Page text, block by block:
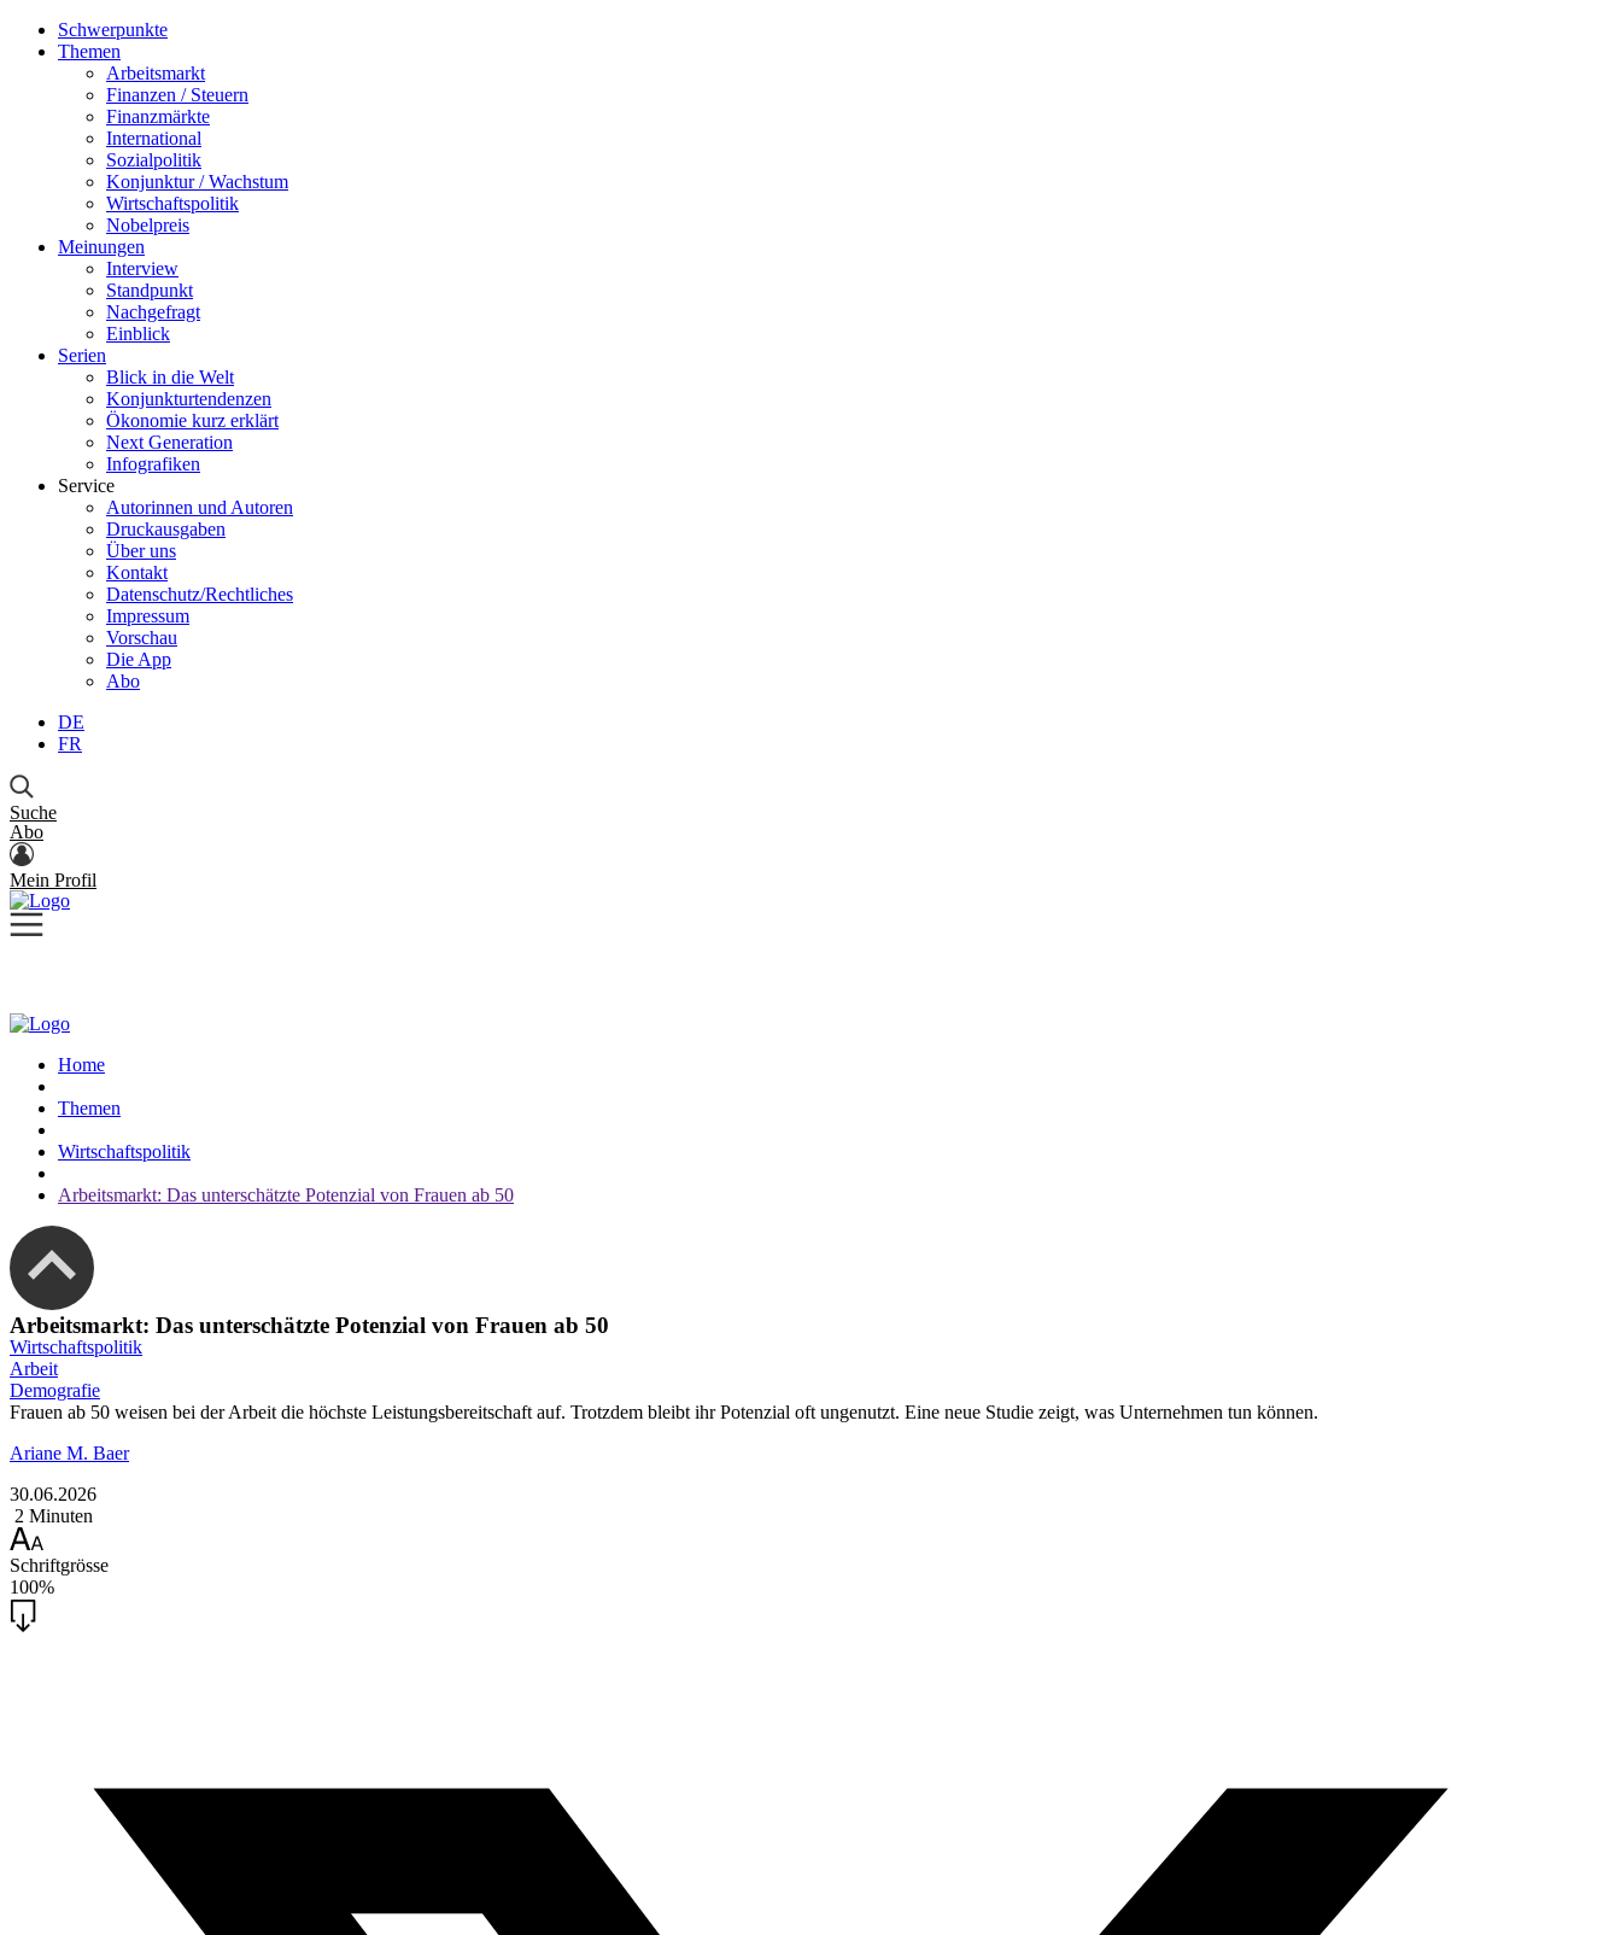
Schwerpunkte
Themen
Arbeitsmarkt
Finanzen / Steuern
Finanzmärkte
International
Sozialpolitik
Konjunktur / Wachstum
Wirtschaftspolitik
Nobelpreis
Meinungen
Interview
Standpunkt
Nachgefragt
Einblick
Serien
Blick in die Welt
Konjunkturtendenzen
Ökonomie kurz erklärt
Next Generation
Infografiken
Service
Autorinnen und Autoren
Druckausgaben
Über uns
Kontakt
Datenschutz/Rechtliches
Impressum
Vorschau
Die App
Abo
DE
FR
Suche
Abo
Mein Profil
Home
Themen
Wirtschaftspolitik
Arbeitsmarkt: Das unterschätzte Potenzial von Frauen ab 50
Arbeitsmarkt: Das unterschätzte Potenzial von Frauen ab 50
Wirtschaftspolitik
Arbeit
Demografie
Frauen ab 50 weisen bei der Arbeit die höchste Leistungsbereitschaft auf. Trotzdem bleibt ihr Potenzial oft ungenutzt. Eine neue Studie zeigt, was Unternehmen tun können.
Ariane M. Baer
30.06.2026
2 Minuten
Schriftgrösse
100%